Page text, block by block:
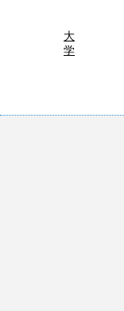
大
学